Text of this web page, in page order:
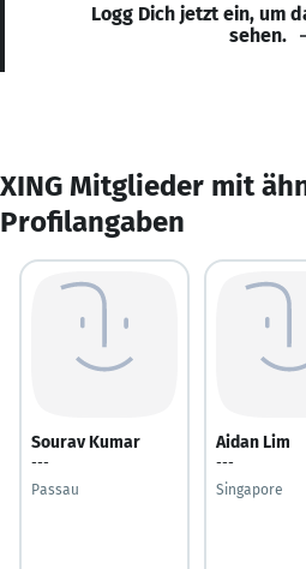
Logg Dich jetzt ein, um
sehen.
XING Mitglieder mit
Profilangaben
Sourav Kumar
---
Passau
Aidan Lim
---
Singapore